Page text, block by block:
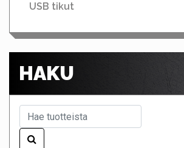
USB tikut
HAKU